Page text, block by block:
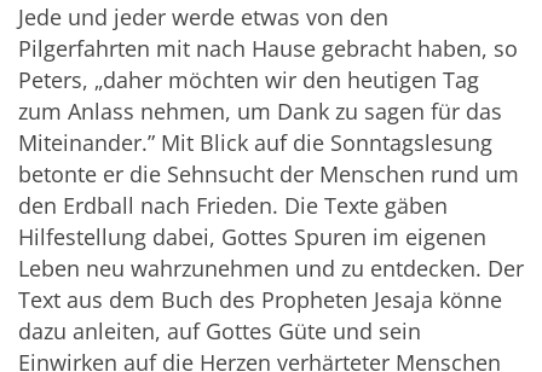
Jede und jeder werde etwas von den
Pilgerfahrten mit nach Hause gebracht haben, so
Peters, „daher möchten wir den heutigen Tag
zum Anlass nehmen, um Dank zu sagen für das
Miteinander.” Mit Blick auf die Sonntagslesung
betonte er die Sehnsucht der Menschen rund um
den Erdball nach Frieden. Die Texte gäben
Hilfestellung dabei, Gottes Spuren im eigenen
Leben neu wahrzunehmen und zu entdecken. Der
Text aus dem Buch des Propheten Jesaja könne
dazu anleiten, auf Gottes Güte und sein
Einwirken auf die Herzen verhärteter Menschen